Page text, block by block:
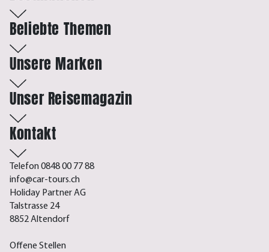
Beliebte Themen
Unsere Marken
Unser Reisemagazin
Kontakt
Telefon 0848 00 77 88
info@car-tours.ch
Holiday Partner AG
Talstrasse 24
8852 Altendorf
Offene Stellen